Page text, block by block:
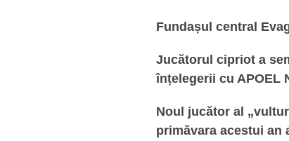
Fundașul central
Jucătorul cipriot a
înțelegerii cu APOEL
Noul jucător al
primăvara acestui an